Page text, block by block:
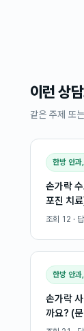
이런 상
같은 주제 또
한방 안과
손가락
포진 치
조회 12 ·
한방 안과
손가락
까요? (